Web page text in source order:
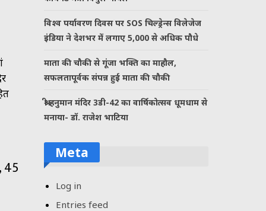
45
विश्व पर्यावरण दिवस पर SOS चिल्ड्रेन्स विलेजेज
इंडिया ने देशभर में लगाए 5,000 से अधिक पौधे
माता की चौकी से गूंजा भक्ति का माहौल,
सफलतापूर्वक संपन्न हुई माता की चौकी
श्री हनुमान मंदिर 3डी-42 का वार्षिकोत्सव धूमधाम से
मनाया- डॉ. राजेश भाटिया
Meta
Log in
Entries feed